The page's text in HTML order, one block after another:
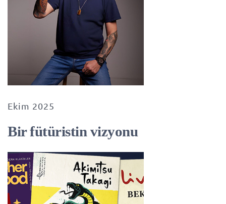
Ekim 2025
Bir fütüristin vizyonu